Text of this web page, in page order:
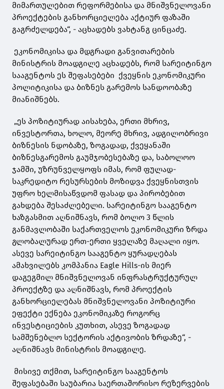
მიმართულებით რეფორმებისა და მნიშვნელოვანი
პროექტების განხორციელება აქტიურ ფაზაში
გაგრძელდება“, - აცხადებს ვახტანგ ცინცაძე.
ეკონომიკისა და მდგრადი განვითარების
მინისტრის მოადგილე აცხადებს, რომ სარეიტინგო
სააგენტოს ეს შეფასებები ქვეყნის ეკონომიკური
პოლიტიკისა და ბიზნეს გარემოს სანდოობაზე
მიანიშნებს.
„ეს პოზიტიურად აისახება, ერთი მხრივ,
ინვესტორთა, ხოლო, მეორე მხრივ, ადგილობრივი
ბიზნესის ნდობაზე, ზოგადად, ქვეყანაში
ბიზნესგარემოს გაუმჯობესებაზე და, საბოლოო
ჯამში, უზრუნველყოფს იმას, რომ ფულად-
საკრედიტო რესურსების მოზიდვა ქვეყნისთვის
უფრო ხელმისაწვდომ ფასად და პირობებით
გახდება შესაძლებელი. სარეიტინგო სააგენტო
ხაზგასმით აღნიშნავს, რომ ბოლო 3 წლის
განმავლობაში საქართველოს ეკონომიკური ზრდა
გლობალურად ერთ-ერთი ყველაზე მაღალი იყო.
ასევე სარეიტინგო სააგენტო ყურადღებას
ამახვილებს კომპანია Eagle Hills-ის მიერ
დაგეგმილ მნიშვნელოვან ინფრასტრუქტურულ
პროექტზე და აღნიშნავს, რომ პროექტის
განხორციელებას მნიშვნელოვანი პოზიტიური
ეფექტი ექნება ეკონომიკაზე როგორც
ინვესტიციების კუთხით, ასევე ზოგადად
სამშენებლო სექტორის აქტივობის ზრდაზე“, -
აღნიშნავს მინისტრის მოადგილე.
მისივე თქმით, სარეიტინგო სააგენტოს
შეფასებაში საუბარია საერთაშორისო რეზერვების